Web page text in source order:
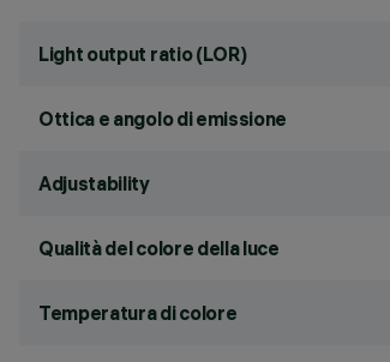
Light output ratio (LOR)
Ottica e angolo di emissione
Adjustability
Qualità del colore della luce
Temperatura di colore